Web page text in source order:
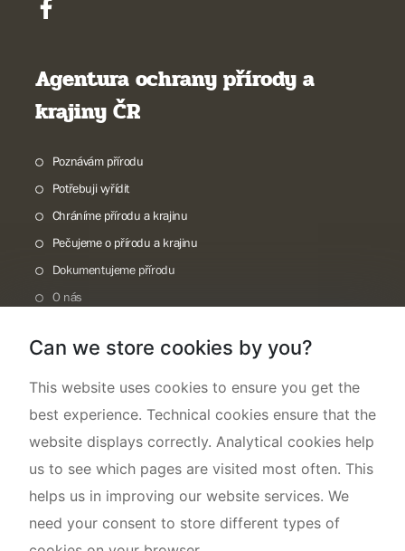
Agentura ochrany přírody a
krajiny ČR
Poznávám přírodu
Potřebuji vyřídit
Chráníme přírodu a krajinu
Pečujeme o přírodu a krajinu
Dokumentujeme přírodu
O nás
Can we store cookies by you?
This website uses cookies to ensure you get the
best experience. Technical cookies ensure that the
website displays correctly. Analytical cookies help
us to see which pages are visited most often. This
helps us in improving our website services. We
need your consent to store different types of